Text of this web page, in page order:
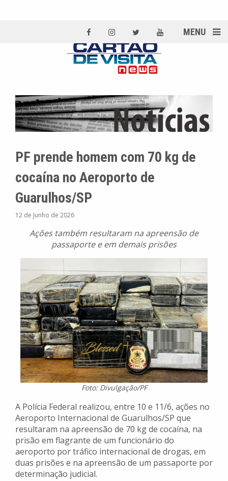
MENU
PF prende homem com 70 kg de
cocaína no Aeroporto de
Guarulhos/SP
12 de Junho de 2026
Ações também resultaram na apreensão de
passaporte e em demais prisões
Foto: Divulgação/PF
A Polícia Federal realizou, entre 10 e 11/6, ações no
Aeroporto Internacional de Guarulhos/SP que
resultaram na apreensão de 70 kg de cocaína, na
prisão em flagrante de um funcionário do
aeroporto por tráfico internacional de drogas, em
duas prisões e na apreensão de um passaporte por
determinação judicial.